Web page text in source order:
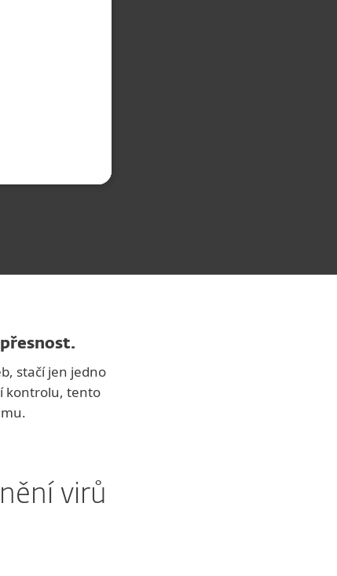
stačí jen jedno
kontrolu, tento
virů